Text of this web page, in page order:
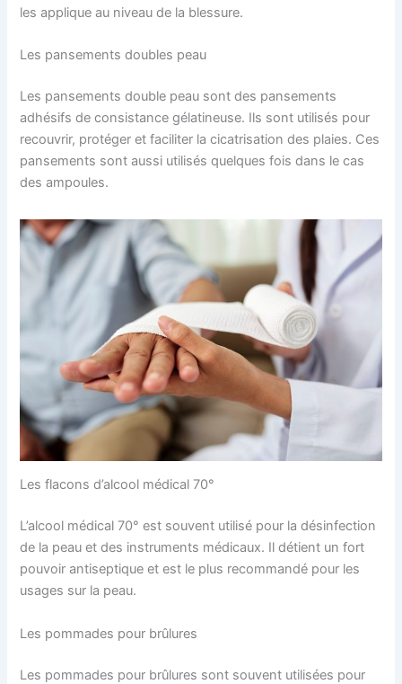
les applique au niveau de la blessure.
Les pansements doubles peau
Les pansements double peau sont des pansements
adhésifs de consistance gélatineuse. Ils sont utilisés pour
recouvrir, protéger et faciliter la cicatrisation des plaies. Ces
pansements sont aussi utilisés quelques fois dans le cas
des ampoules.
Les flacons d’alcool médical 70°
L’alcool médical 70° est souvent utilisé pour la désinfection
de la peau et des instruments médicaux. Il détient un fort
pouvoir antiseptique et est le plus recommandé pour les
usages sur la peau.
Les pommades pour brûlures
Les pommades pour brûlures sont souvent utilisées pour